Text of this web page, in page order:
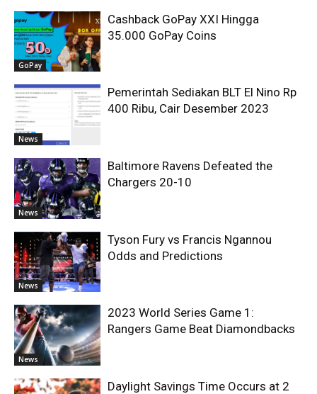
GoPay
Cashback GoPay XXI Hingga
35.000 GoPay Coins
News
Pemerintah Sediakan BLT El Nino Rp
400 Ribu, Cair Desember 2023
News
Baltimore Ravens Defeated the
Chargers 20-10
News
Tyson Fury vs Francis Ngannou
Odds and Predictions
News
2023 World Series Game 1:
Rangers Game Beat Diamondbacks
Daylight Savings Time Occurs at 2